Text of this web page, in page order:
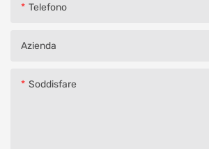
Telefono
Azienda
Soddisfare